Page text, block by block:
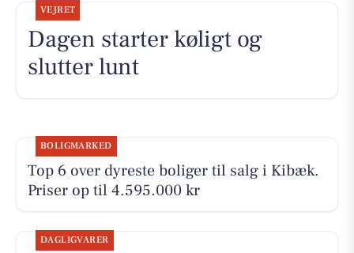
VEJRET
Dagen starter køligt og
slutter lunt
BOLIGMARKED
Top 6 over dyreste boliger til salg i Kibæk.
Priser op til 4.595.000 kr
DAGLIGVARER